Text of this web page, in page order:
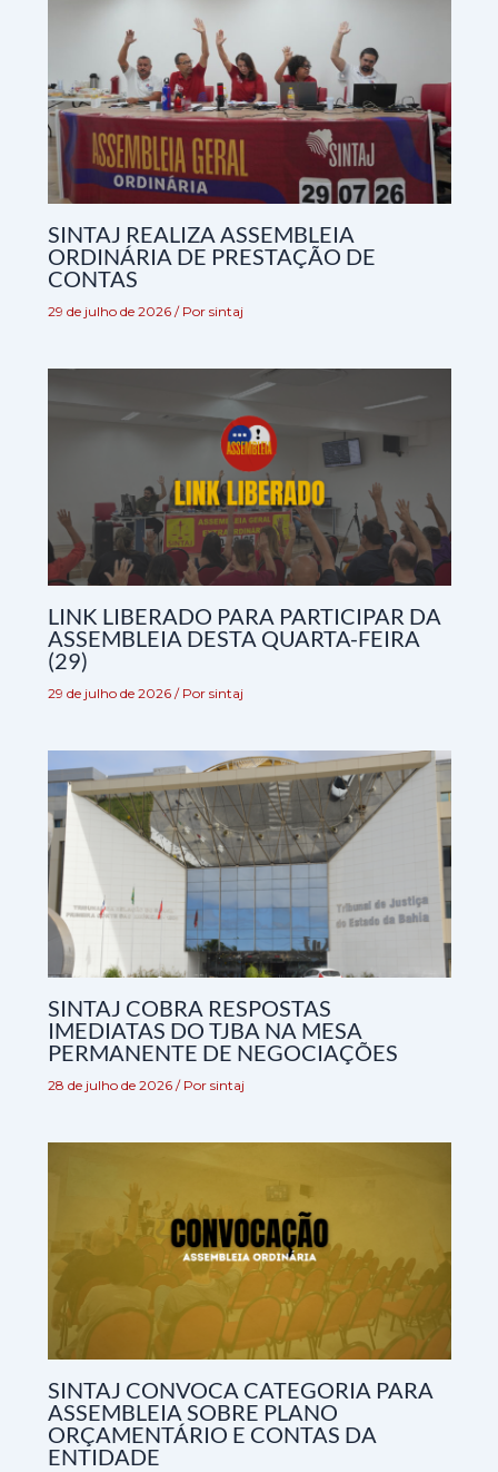
SINTAJ REALIZA ASSEMBLEIA
ORDINÁRIA DE PRESTAÇÃO DE
CONTAS
29 de julho de 2026 / Por sintaj
LINK LIBERADO PARA PARTICIPAR DA
ASSEMBLEIA DESTA QUARTA-FEIRA
(29)
29 de julho de 2026 / Por sintaj
SINTAJ COBRA RESPOSTAS
IMEDIATAS DO TJBA NA MESA
PERMANENTE DE NEGOCIAÇÕES
28 de julho de 2026 / Por sintaj
SINTAJ CONVOCA CATEGORIA PARA
ASSEMBLEIA SOBRE PLANO
ORÇAMENTÁRIO E CONTAS DA
ENTIDADE